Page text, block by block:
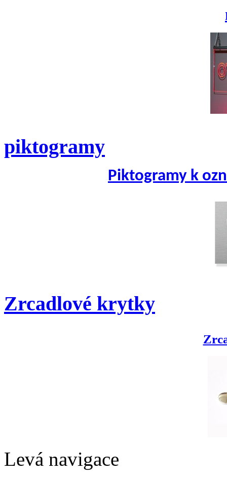
piktogramy
Piktogramy k
Zrcadlové krytky
Levá navigace